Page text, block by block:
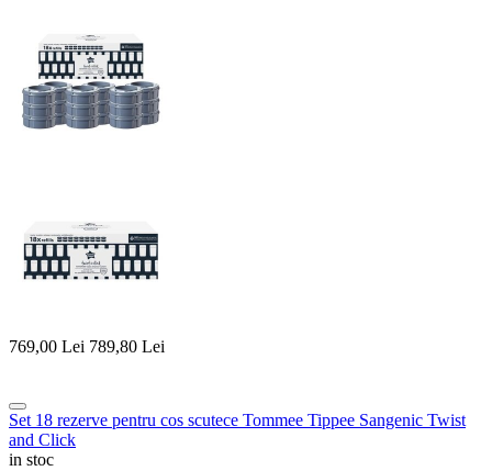
769,00 Lei 789,80 Lei
Set 18 rezerve pentru cos scutece Tommee Tippee Sangenic Twist
and Click
in stoc